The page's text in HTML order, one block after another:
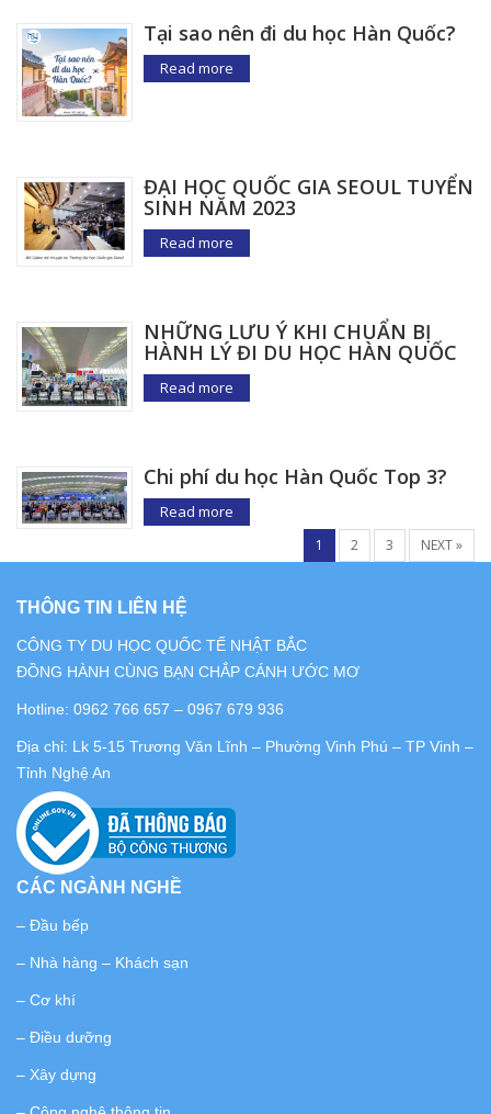
Tại sao nên đi du học Hàn Quốc?
Read more
ĐẠI HỌC QUỐC GIA SEOUL TUYỂN
SINH NĂM 2023
Read more
NHỮNG LƯU Ý KHI CHUẨN BỊ
HÀNH LÝ ĐI DU HỌC HÀN QUỐC
Read more
Chi phí du học Hàn Quốc Top 3?
Read more
1 2 3 NEXT »
THÔNG TIN LIÊN HỆ
CÔNG TY DU HỌC QUỐC TẾ NHẬT BẮC
ĐỒNG HÀNH CÙNG BẠN CHẮP CÁNH ƯỚC MƠ
Hotline: 0962 766 657 – 0967 679 936
Địa chỉ: Lk 5-15 Trương Văn Lĩnh – Phường Vinh Phú – TP Vinh –
Tỉnh Nghệ An
CÁC NGÀNH NGHỀ
– Đầu bếp
– Nhà hàng – Khách sạn
– Cơ khí
– Điều dưỡng
– Xây dựng